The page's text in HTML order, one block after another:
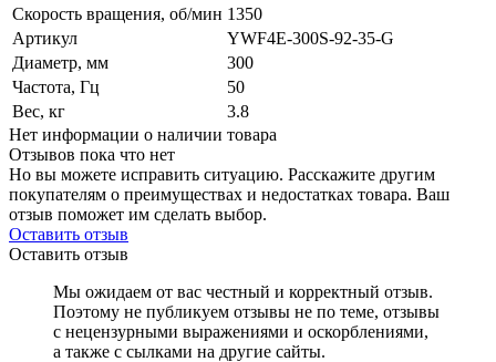
Скорость вращения, об/мин 1350
Артикул
YWF4E-300S-92-35-G
Диаметр, мм
300
Частота, Гц
50
Вес, кг
3.8
Нет информации о наличии товара
Отзывов пока что нет
Но вы можете исправить ситуацию. Расскажите другим
покупателям о преимуществах и недостатках товара. Ваш
отзыв поможет им сделать выбор.
Оставить отзыв
Оставить отзыв
Мы ожидаем от вас честный и корректный отзыв.
Поэтому не публикуем отзывы не по теме, отзывы
с нецензурными выражениями и оскорблениями,
а также с сылками на другие сайты.